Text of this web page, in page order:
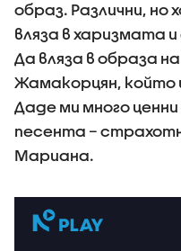
образ. Различни, но
вляза в харизмата
Да вляза в образа
Жамакорцян, който
Даде ми много
песента –
Мариана.